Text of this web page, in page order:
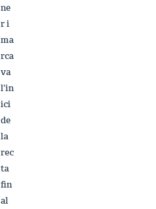
ne
r i
ma
rca
va
l’in
ici
de
la
rec
ta
fin
al